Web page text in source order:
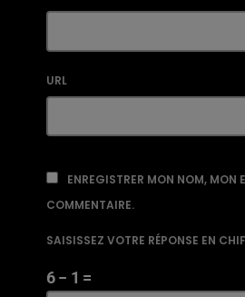
URL
ENREGISTRER MON NOM,
COMMENTAIRE.
SAISISSEZ VOTRE RÉPONSE EN
6 − 1 =